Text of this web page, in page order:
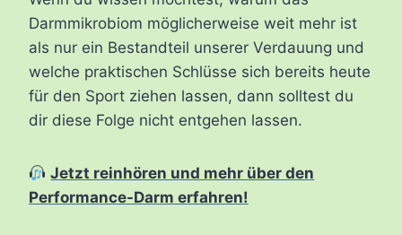
Darmmikrobiom möglicherweise weit mehr ist
als nur ein Bestandteil unserer Verdauung und
welche praktischen Schlüsse sich bereits heute
für den Sport ziehen lassen, dann solltest du
dir diese Folge nicht entgehen lassen.
Jetzt reinhören und mehr über den
Performance-Darm erfahren!